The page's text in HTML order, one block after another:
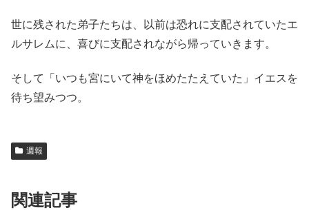
世に残された弟子たちは、以前は恐れに支配されていたエ
ルサレムに、喜びに支配されながら帰っていきます。
そして「いつも宮にいて神をほめたたえていた」イエスを
待ち望みつつ。
週報
関連記事